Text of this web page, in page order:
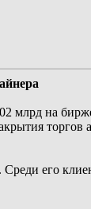
млрд на
его